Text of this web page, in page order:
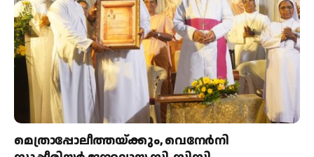
മെത്രാപ്പോലീത്തയ്ക്കും, വെനേർനി